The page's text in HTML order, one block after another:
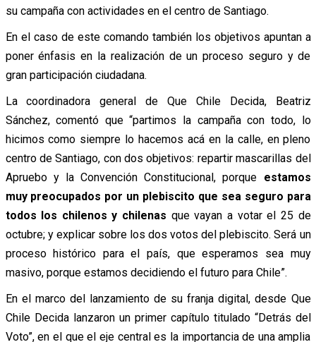
su campaña con actividades en el centro de Santiago.
En el caso de este comando también los objetivos apuntan a
poner énfasis en la realización de un proceso seguro y de
gran participación ciudadana.
La coordinadora general de Que Chile Decida, Beatriz
Sánchez, comentó que “partimos la campaña con todo, lo
hicimos como siempre lo hacemos acá en la calle, en pleno
centro de Santiago, con dos objetivos: repartir mascarillas del
Apruebo y la Convención Constitucional, porque estamos
muy preocupados por un plebiscito que sea seguro para
todos los chilenos y chilenas que vayan a votar el 25 de
octubre; y explicar sobre los dos votos del plebiscito. Será un
proceso histórico para el país, que esperamos sea muy
masivo, porque estamos decidiendo el futuro para Chile”.
En el marco del lanzamiento de su franja digital, desde Que
Chile Decida lanzaron un primer capítulo titulado “Detrás del
Voto”, en el que el eje central es la importancia de una amplia